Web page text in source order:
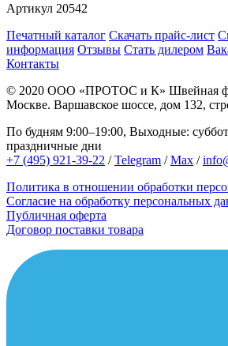
Артикул 20542
Печатный каталог Скачать прайс-лист
информация Отзывы Стать дилером
Контакты
© 2020 ООО «ПРОТОС и К» Швейная
Москве. Варшавское шоссе, дом 132,
По будням 9:00–19:00, Выходные:
праздничные дни
+7 (495) 921-39-22 /Telegram /Max /
Политика в отношении обработки
Согласие на обработку персональных
Публичная оферта
Договор поставки товара